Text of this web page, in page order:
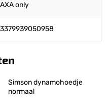
AXA only
3379939050958
Simson dynamohoedje
normaal